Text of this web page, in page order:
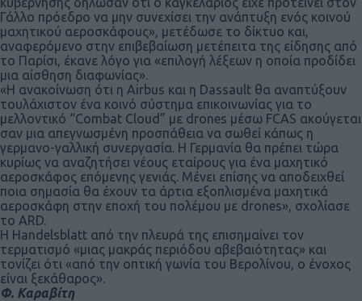
Γάλλο πρόεδρο να μην συνεχίσει την ανάπτυξη ενός κοινού
μαχητικού αεροσκάφους», μετέδωσε το δίκτυο και,
αναφερόμενο στην επιβεβαίωση μετέπειτα της είδησης από
το Παρίσι, έκανε λόγο για «επιλογή λέξεων η οποία προδίδει
μια αίσθηση διαφωνίας».
«Η ανακοίνωση ότι η Airbus και η Dassault θα αναπτύξουν
τουλάχιστον ένα κοινό σύστημα επικοινωνίας για το
μελλοντικό “Combat Cloud” με drones μέσω FCAS ακούγεται
σαν μια απεγνωσμένη προσπάθεια να σωθεί κάπως η
γερμανο-γαλλική συνεργασία. Η Γερμανία θα πρέπει τώρα
κυρίως να αναζητήσει νέους εταίρους για ένα μαχητικό
αεροσκάφος επόμενης γενιάς. Μένει επίσης να αποδειχθεί
ποια σημασία θα έχουν τα άρτια εξοπλισμένα μαχητικά
αεροσκάφη στην εποχή του πολέμου με drones», σχολίασε
το ARD.
Η Handelsblatt από την πλευρά της επισημαίνει τον
τερματισμό «μιας μακράς περιόδου αβεβαιότητας» και
τονίζει ότι «από την οπτική γωνία του Βερολίνου, ο ένοχος
είναι ξεκάθαρος».
Φ. Καραβίτη